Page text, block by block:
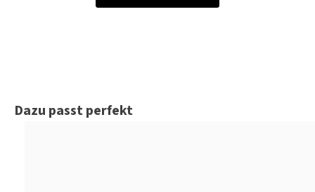
Produktgalerie überspringen
Dazu passt perfekt